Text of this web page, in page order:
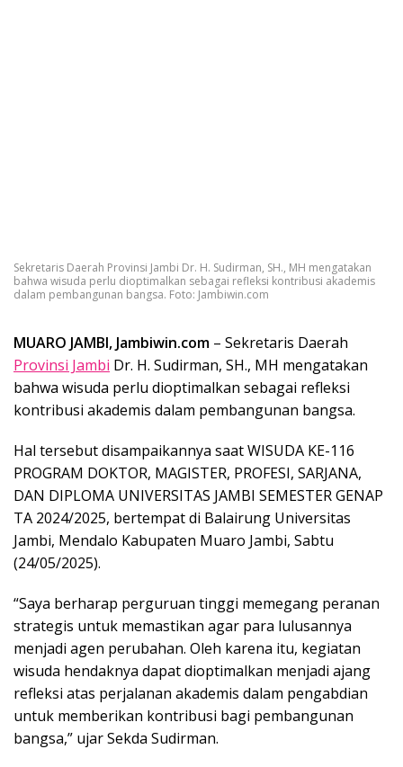
Sekretaris Daerah Provinsi Jambi Dr. H. Sudirman, SH., MH mengatakan
bahwa wisuda perlu dioptimalkan sebagai refleksi kontribusi akademis
dalam pembangunan bangsa. Foto: Jambiwin.com
MUARO JAMBI, Jambiwin.com – Sekretaris Daerah
Provinsi Jambi Dr. H. Sudirman, SH., MH mengatakan
bahwa wisuda perlu dioptimalkan sebagai refleksi
kontribusi akademis dalam pembangunan bangsa.
Hal tersebut disampaikannya saat WISUDA KE-116
PROGRAM DOKTOR, MAGISTER, PROFESI, SARJANA,
DAN DIPLOMA UNIVERSITAS JAMBI SEMESTER GENAP
TA 2024/2025, bertempat di Balairung Universitas
Jambi, Mendalo Kabupaten Muaro Jambi, Sabtu
(24/05/2025).
“Saya berharap perguruan tinggi memegang peranan
strategis untuk memastikan agar para lulusannya
menjadi agen perubahan. Oleh karena itu, kegiatan
wisuda hendaknya dapat dioptimalkan menjadi ajang
refleksi atas perjalanan akademis dalam pengabdian
untuk memberikan kontribusi bagi pembangunan
bangsa,” ujar Sekda Sudirman.